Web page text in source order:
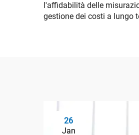
l'affidabilità delle
gestione dei costi a lungo
26
Jan